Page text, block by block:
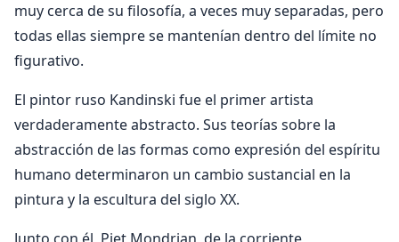
muy cerca de su filosofía, a veces muy separadas, pero
todas ellas siempre se mantenían dentro del límite no
figurativo.
El pintor ruso Kandinski fue el primer artista
verdaderamente abstracto. Sus teorías sobre la
abstracción de las formas como expresión del espíritu
humano determinaron un cambio sustancial en la
pintura y la escultura del siglo XX.